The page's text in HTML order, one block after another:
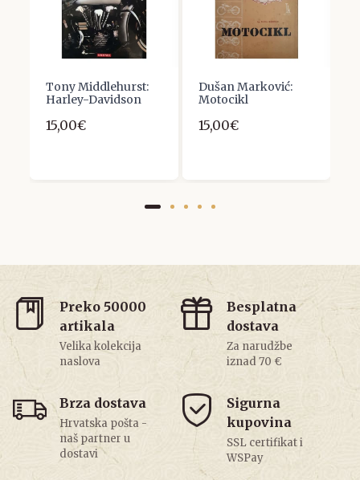
Tony Middlehurst:
Harley-Davidson
15,00€
Dušan Marković:
Motocikl
15,00€
Preko 50000
artikala
Velika kolekcija
naslova
Besplatna
dostava
Za narudžbe
iznad 70 €
Brza dostava
Hrvatska pošta -
naš partner u
dostavi
Sigurna
kupovina
SSL certifikat i
WSPay